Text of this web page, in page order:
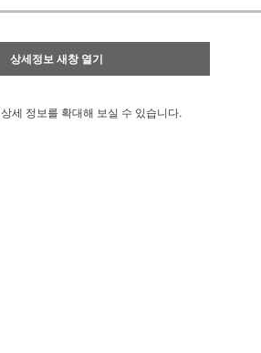
상세정보 새창 열기
상세 정보를 확대해 보실 수 있습니다.